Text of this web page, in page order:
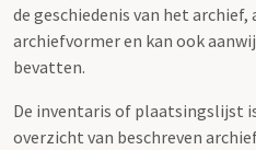
de geschiedenis van het
archiefvormer en kan ook
bevatten.
De inventaris of plaatsingslijst
overzicht van beschreven